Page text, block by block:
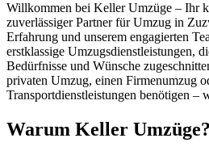
Willkommen bei Keller Umzüge – Ihr
zuverlässiger Partner für Umzug in
Erfahrung und unserem engagierten
erstklassige Umzugsdienstleistungen,
Bedürfnisse und Wünsche
privaten Umzug, einen Firmenumzug
Transportdienstleistungen benötigen –
Warum Keller Umzüge?